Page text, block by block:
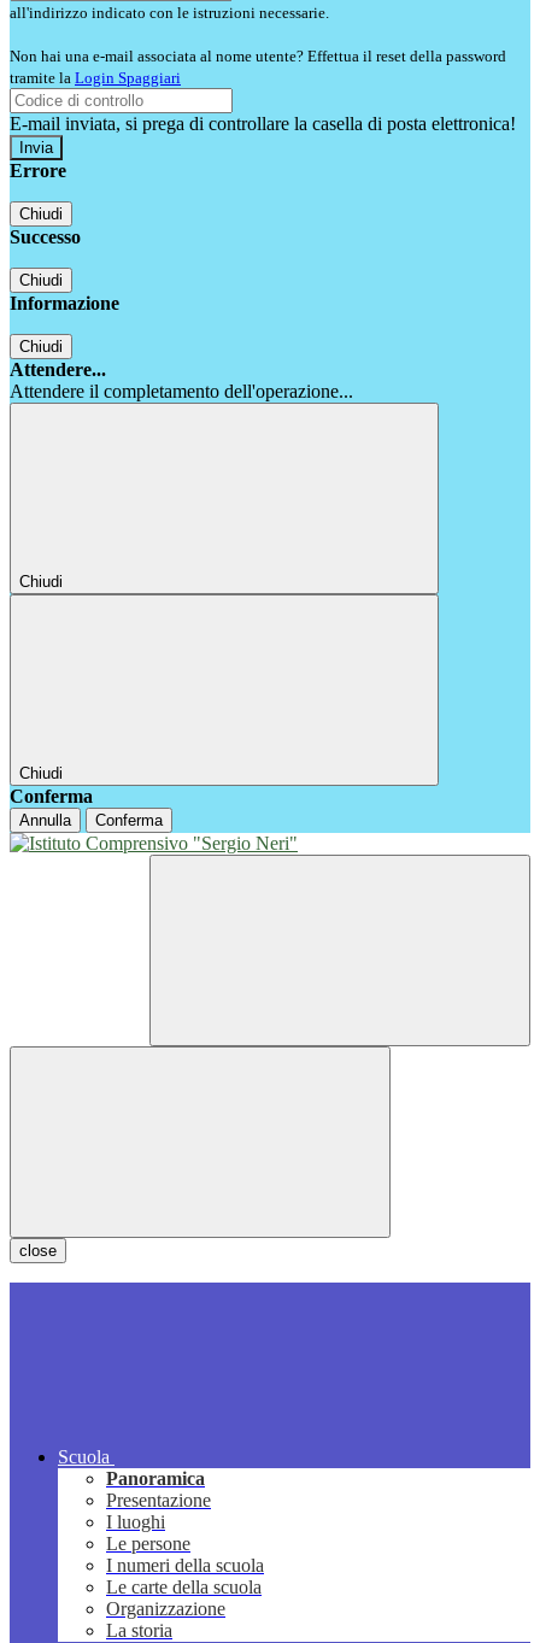
all'indirizzo indicato con le istruzioni necessarie.
Non hai una e-mail associata al nome utente? Effettua il reset della password
tramite la Login Spaggiari
E-mail inviata, si prega di controllare la casella di posta elettronica!
Errore
Chiudi
Successo
Chiudi
Informazione
Chiudi
Attendere...
Attendere il completamento dell'operazione...
Chiudi
Chiudi
Conferma
Annulla Conferma
close
Scuola
Panoramica
Presentazione
I luoghi
Le persone
I numeri della scuola
Le carte della scuola
Organizzazione
La storia